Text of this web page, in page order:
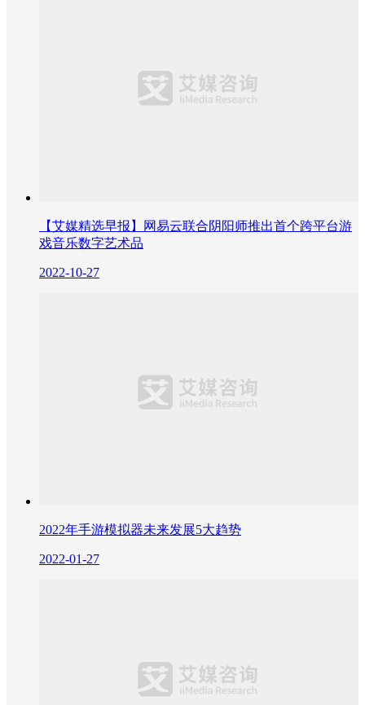
【艾媒精选早报】网易云联合阴阳师推出首个跨平台游
戏音乐数字艺术品
2022-10-27
2022年手游模拟器未来发展5大趋势
2022-01-27